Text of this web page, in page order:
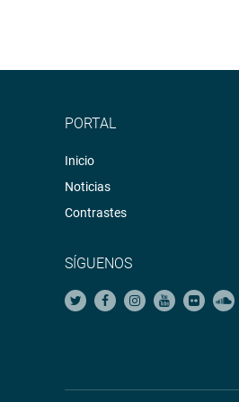
PORTAL
Inicio
Noticias
Contrastes
SÍGUENOS